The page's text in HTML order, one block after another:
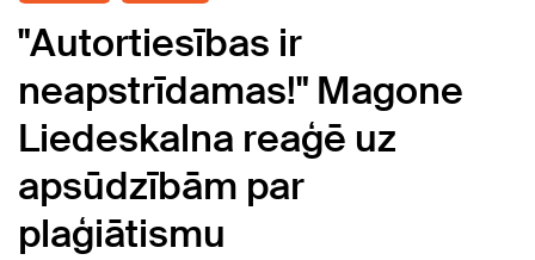
"Autortiesības ir
neapstrīdamas!" Magone
Liedeskalna reaģē uz
apsūdzībām par
plaģiātismu